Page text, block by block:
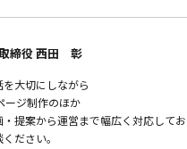
締役 西田 彰
大切にしながら
ージ制作のほか
提案から運営まで幅広く対応してお
ださい。